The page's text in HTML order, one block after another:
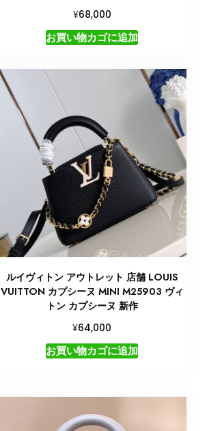
¥68,000
お買い物カゴに追加
ルイヴィトン アウトレット 店舗 LOUIS
VUITTON カプシーヌ MINI M25903 ヴィ
トン カプシーヌ 新作
¥64,000
お買い物カゴに追加